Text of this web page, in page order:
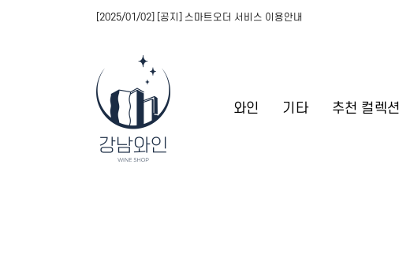
와인 기타 추천 컬렉션
[2025/01/02] [공지] 스마트오더 서비스 이용안내